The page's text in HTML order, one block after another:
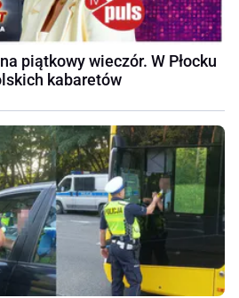
piątkowy wieczór. W Płocku
kabaretów